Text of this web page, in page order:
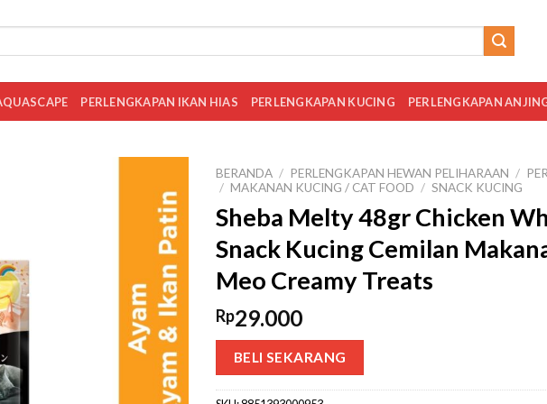
PERLENGKAPAN IKAN HIAS PERLENGKAPAN KUCING PERLENGKAPAN
BERANDA / PERLENGKAPAN HEWAN PELIHARAAN /
/ MAKANAN KUCING / CAT FOOD / SNACK KUCING
Sheba Melty 48gr Chicken
Snack Kucing Cemilan
Meo Creamy Treats
Rp29.000
BELI SEKARANG